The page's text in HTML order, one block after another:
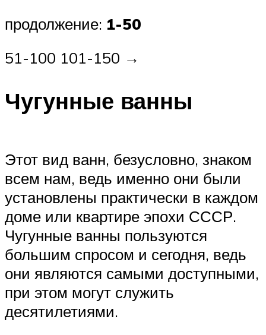
продолжение: 1-50
51-100 101-150 →
Чугунные ванны
Этот вид ванн, безусловно, знаком
всем нам, ведь именно они были
установлены практически в каждом
доме или квартире эпохи СССР.
Чугунные ванны пользуются
большим спросом и сегодня, ведь
они являются самыми доступными,
при этом могут служить
десятилетиями.